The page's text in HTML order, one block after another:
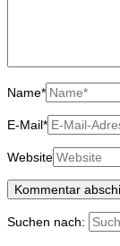
Name*
E-Mail*
Website
Suchen nach: